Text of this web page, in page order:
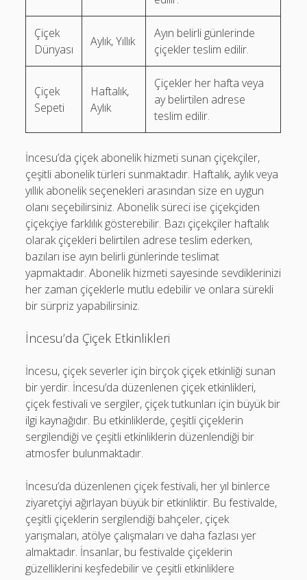
Çiçek
Dünyası
Aylık, Yıllık
Ayın belirli günlerinde
çiçekler teslim edilir.
Çiçek
Sepeti
Haftalık,
Aylık
Çiçekler her hafta veya
ay belirtilen adrese
teslim edilir.
İncesu’da çiçek abonelik hizmeti sunan çiçekçiler,
çeşitli abonelik türleri sunmaktadır. Haftalık, aylık veya
yıllık abonelik seçenekleri arasından size en uygun
olanı seçebilirsiniz. Abonelik süreci ise çiçekçiden
çiçekçiye farklılık gösterebilir. Bazı çiçekçiler haftalık
olarak çiçekleri belirtilen adrese teslim ederken,
bazıları ise ayın belirli günlerinde teslimat
yapmaktadır. Abonelik hizmeti sayesinde sevdiklerinizi
her zaman çiçeklerle mutlu edebilir ve onlara sürekli
bir sürpriz yapabilirsiniz.
İncesu’da Çiçek Etkinlikleri
İncesu, çiçek severler için birçok çiçek etkinliği sunan
bir yerdir. İncesu’da düzenlenen çiçek etkinlikleri,
çiçek festivali ve sergiler, çiçek tutkunları için büyük bir
ilgi kaynağıdır. Bu etkinliklerde, çeşitli çiçeklerin
sergilendiği ve çeşitli etkinliklerin düzenlendiği bir
atmosfer bulunmaktadır.
İncesu’da düzenlenen çiçek festivali, her yıl binlerce
ziyaretçiyi ağırlayan büyük bir etkinliktir. Bu festivalde,
çeşitli çiçeklerin sergilendiği bahçeler, çiçek
yarışmaları, atölye çalışmaları ve daha fazlası yer
almaktadır. İnsanlar, bu festivalde çiçeklerin
güzelliklerini keşfedebilir ve çeşitli etkinliklere